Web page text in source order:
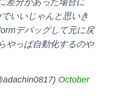
差分があった場合に
いいじゃんと思いき
デバッグして元に戻
やっぱ自動化するのや
October